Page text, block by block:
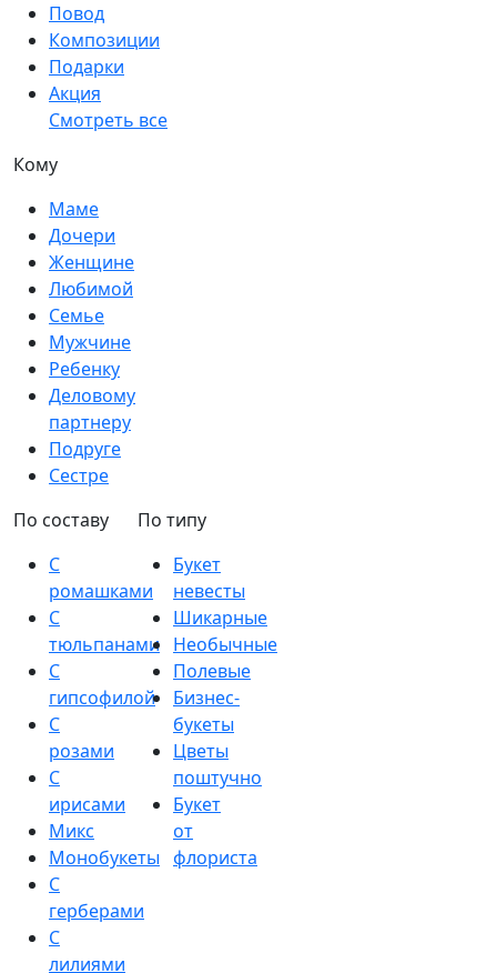
Повод
Композиции
Подарки
Акция
Смотреть все
Кому
Маме
Дочери
Женщине
Любимой
Семье
Мужчине
Ребенку
Деловому
партнеру
Подруге
Сестре
По составу
С
ромашками
С
тюльпанами
С
гипсофилой
С
розами
С
ирисами
Микс
Монобукеты
С
герберами
С
лилиями
По типу
Букет
невесты
Шикарные
Необычные
Полевые
Бизнес-
букеты
Цветы
поштучно
Букет
от
флориста